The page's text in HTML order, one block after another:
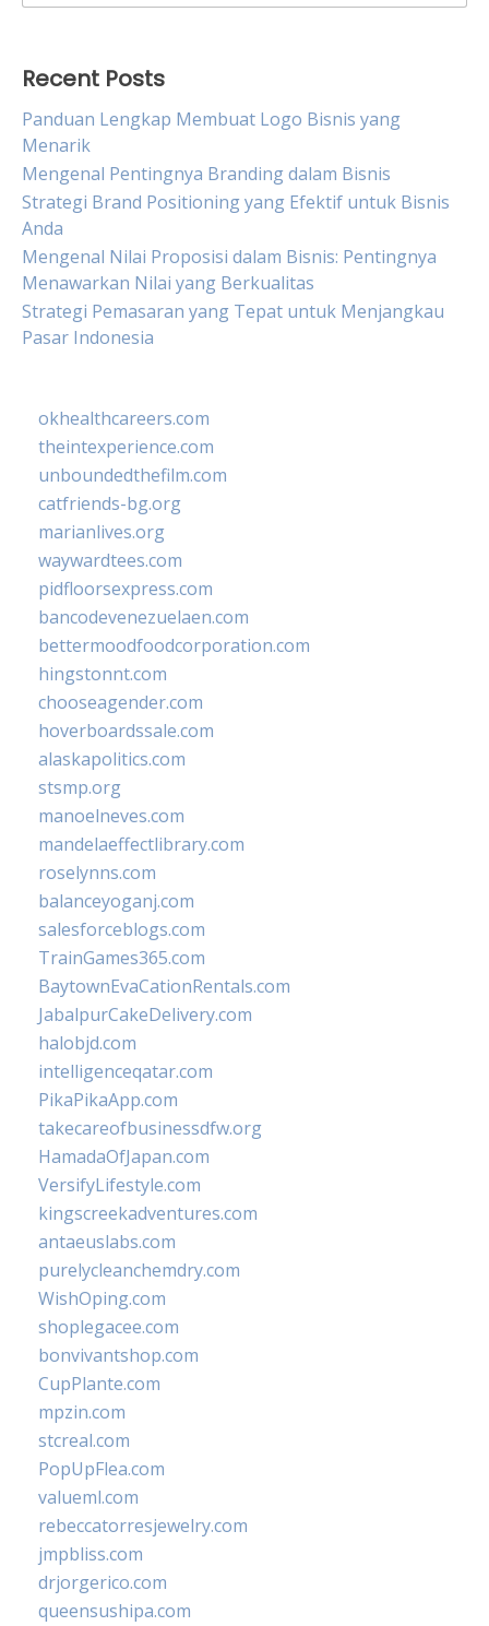
for:
Recent Posts
Panduan Lengkap Membuat Logo Bisnis yang
Menarik
Mengenal Pentingnya Branding dalam Bisnis
Strategi Brand Positioning yang Efektif untuk Bisnis
Anda
Mengenal Nilai Proposisi dalam Bisnis: Pentingnya
Menawarkan Nilai yang Berkualitas
Strategi Pemasaran yang Tepat untuk Menjangkau
Pasar Indonesia
okhealthcareers.com
theintexperience.com
unboundedthefilm.com
catfriends-bg.org
marianlives.org
waywardtees.com
pidfloorsexpress.com
bancodevenezuelaen.com
bettermoodfoodcorporation.com
hingstonnt.com
chooseagender.com
hoverboardssale.com
alaskapolitics.com
stsmp.org
manoelneves.com
mandelaeffectlibrary.com
roselynns.com
balanceyoganj.com
salesforceblogs.com
TrainGames365.com
BaytownEvaCationRentals.com
JabalpurCakeDelivery.com
halobjd.com
intelligenceqatar.com
PikaPikaApp.com
takecareofbusinessdfw.org
HamadaOfJapan.com
VersifyLifestyle.com
kingscreekadventures.com
antaeuslabs.com
purelycleanchemdry.com
WishOping.com
shoplegacee.com
bonvivantshop.com
CupPlante.com
mpzin.com
stcreal.com
PopUpFlea.com
valueml.com
rebeccatorresjewelry.com
jmpbliss.com
drjorgerico.com
queensushipa.com